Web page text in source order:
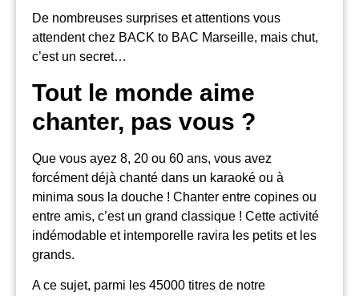
De nombreuses surprises et attentions vous
attendent chez BACK to BAC Marseille, mais chut,
c’est un secret…
Tout le monde aime
chanter, pas vous ?
Que vous ayez 8, 20 ou 60 ans, vous avez
forcément déjà chanté dans un karaoké ou à
minima sous la douche ! Chanter entre copines ou
entre amis, c’est un grand classique ! Cette activité
indémodable et intemporelle ravira les petits et les
grands.
A ce sujet, parmi les 45000 titres de notre